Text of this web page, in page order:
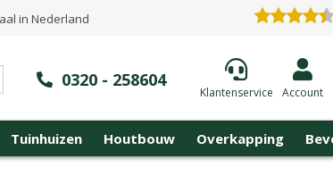
in Nederland
0320 - 258604
Klantenservice Account
Tuinhuizen Houtbouw Overkapping